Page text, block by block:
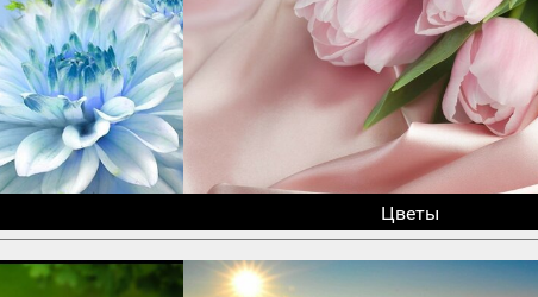
Цветы